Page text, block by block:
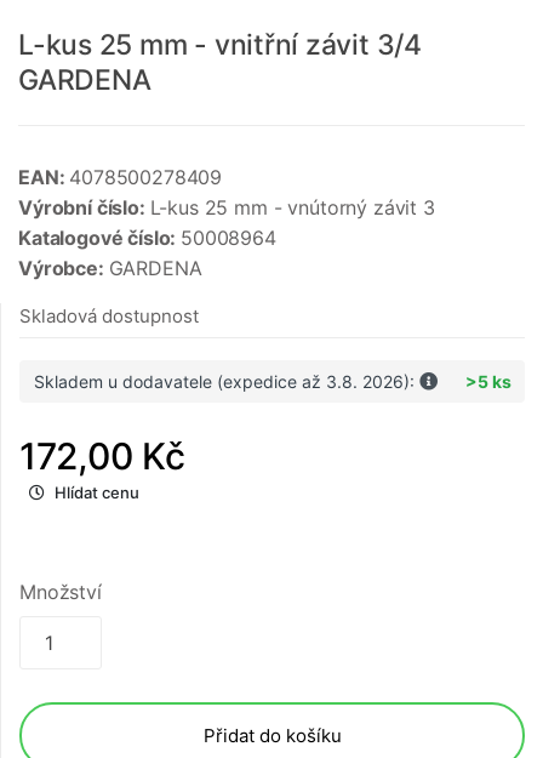
L-kus 25 mm - vnitřní závit 3/4
GARDENA
EAN: 4078500278409
Výrobní číslo: L-kus 25 mm - vnútorný závit 3
Katalogové číslo: 50008964
Výrobce: GARDENA
Skladová dostupnost
Skladem u dodavatele (expedice až 3.8. 2026): >5 ks
172,00 Kč
Hlídat cenu
Množství
Přidat do košíku